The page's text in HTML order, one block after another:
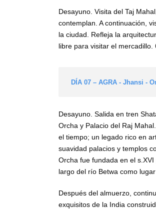
Desayuno. Visita del Taj
contemplan. A continuación,
la ciudad. Refleja la
libre para visitar el mercadillo.
DÍA 07 – AGRA - Jhansi -
Desayuno. Salida en tren
Orcha y Palacio del Raj
el tiempo; un legado rico en
suavidad palacios y templos
Orcha fue fundada en el
largo del río Betwa como
Después del almuerzo,
exquisitos de la India